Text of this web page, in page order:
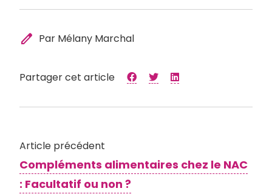
edit Par Mélany Marchal
Partager cet article
Article précédent
Compléments alimentaires chez le NAC
: Facultatif ou non ?